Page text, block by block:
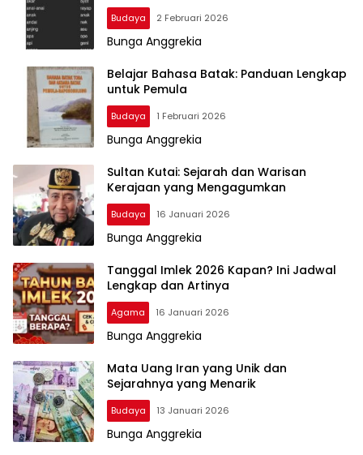
Budaya 2 Februari 2026
Bunga Anggrekia
Belajar Bahasa Batak: Panduan Lengkap
untuk Pemula
Budaya 1 Februari 2026
Bunga Anggrekia
Sultan Kutai: Sejarah dan Warisan
Kerajaan yang Mengagumkan
Budaya 16 Januari 2026
Bunga Anggrekia
Tanggal Imlek 2026 Kapan? Ini Jadwal
Lengkap dan Artinya
Agama 16 Januari 2026
Bunga Anggrekia
Mata Uang Iran yang Unik dan
Sejarahnya yang Menarik
Budaya 13 Januari 2026
Bunga Anggrekia